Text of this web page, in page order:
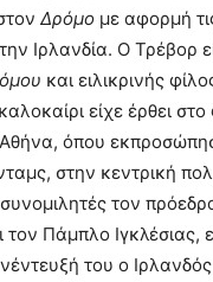
Δρόμο με αφορμή
Ιρλανδία. Ο Τρέβορ
και ειλικρινής
είχε έρθει στο
όπου
στην κεντρική
τον
τον Πάμπλο Ιγκλέσιας,
του ο